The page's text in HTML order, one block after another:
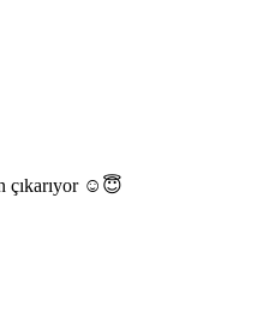
çıkarıyor ☺️😇